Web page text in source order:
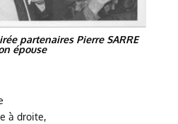
partenaires Pierre SARRE
épouse
à droite,